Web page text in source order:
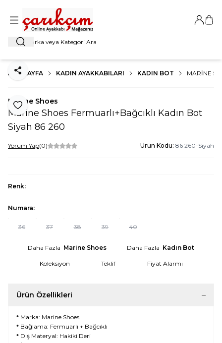
Ara
Giriş
ANA SAYFA KADIN AYAKKABILARI KADIN BOT MARINE
Favoriye Ekle
Paylaş
Marine Shoes
Marine Shoes Fermuarlı+Bağcıklı Kadın Bot
Siyah 86 260
Yorum Yap(0) Ürün Kodu: 86 260-Siyah
Renk:
Numara:
36 37 38 39 40
Daha Fazla Marine Shoes Daha Fazla Kadın Bot
Koleksiyon Teklif Fiyat Alarmı
Ürün Özellikleri
* Marka: Marine Shoes
* Bağlama: Fermuarlı + Bağcıklı
* Dış Materyal: Hakiki Deri